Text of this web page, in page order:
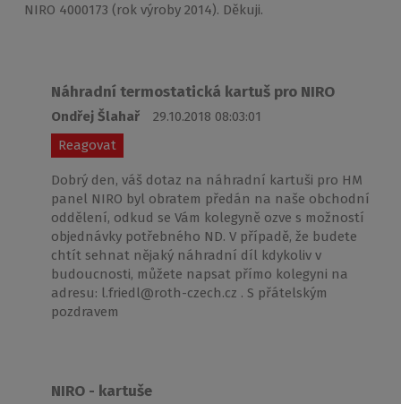
NIRO 4000173 (rok výroby 2014). Děkuji.
Náhradní termostatická kartuš pro NIRO
Ondřej Šlahař
29.10.2018 08:03:01
Reagovat
Dobrý den, váš dotaz na náhradní kartuši pro HM
panel NIRO byl obratem předán na naše obchodní
oddělení, odkud se Vám kolegyně ozve s možností
objednávky potřebného ND. V případě, že budete
chtít sehnat nějaký náhradní díl kdykoliv v
budoucnosti, můžete napsat přímo kolegyni na
adresu: l.friedl@roth-czech.cz . S přátelským
pozdravem
NIRO - kartuše